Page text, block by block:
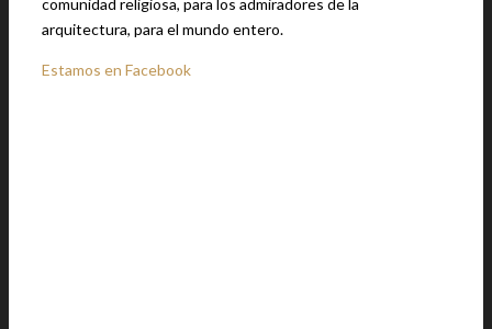
comunidad religiosa, para los admiradores de la
arquitectura, para el mundo entero.
Estamos en Facebook